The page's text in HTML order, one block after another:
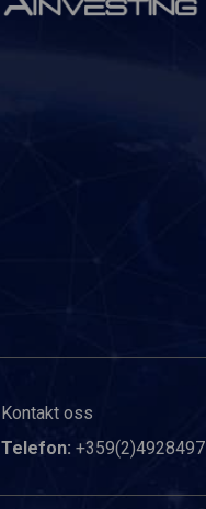
Kontakt oss
Telefon: +359(2)4928497